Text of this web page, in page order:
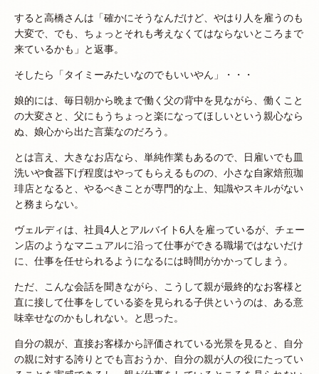
すると高橋さんは「確かにそうなんだけど、やはり人を雇うのも
大変で、でも、ちょっとそれも考えなくてはならないところまで
来ているかも」と返事。
そしたら「タイミーみたいなのでもいいやん」・・・
娘的には、毎日朝から晩まで働く父の背中を見ながら、働くこと
の大変さと、父にもうちょっと楽になってほしいという親心なら
ぬ、娘心から出た言葉なのだろう。
とは言え、大きなお店なら、単純作業もあるので、日雇いでも皿
洗いや食器下げ程度はやってもらえるものの、小さな自家焙煎珈
琲店となると、やるべきことが専門的な上、知識やスキルがない
と務まらない。
ヴェルディは、社員4人とアルバイト6人を雇っているが、チェー
ン店のようなマニュアルに沿って仕事ができる職場ではないだけ
に、仕事を任せられるようになるには時間がかかってしまう。
ただ、こんな会話を聞きながら、こうして親が最終的なお客様と
直に接して仕事をしている姿を見られる子供というのは、ある意
味幸せなのかもしれない。と思った。
自分の親が、直接お客様から評価されている光景を見ると、自分
の親に対する誇りとでも言おうか、自分の親が人の役にたってい